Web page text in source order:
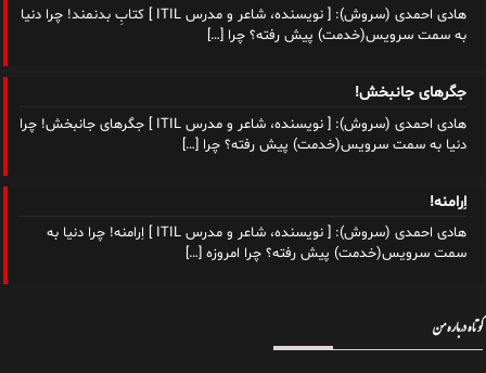
هادی احمدی (سروش): [ نویسنده، شاعر و مدرس ITIL ] کتابِ بدنمند! چرا دنیا
به سمت سرویس(خدمت) پیش رفته؟ چرا […]
جگرهای جانبخش!
هادی احمدی (سروش): [ نویسنده، شاعر و مدرس ITIL ] جگرهای جانبخش! چرا
دنیا به سمت سرویس(خدمت) پیش رفته؟ چرا […]
اِرامنه!
هادی احمدی (سروش): [ نویسنده، شاعر و مدرس ITIL ] اِرامنه! چرا دنیا به
سمت سرویس(خدمت) پیش رفته؟ چرا امروزه […]
کوتاه درباره من